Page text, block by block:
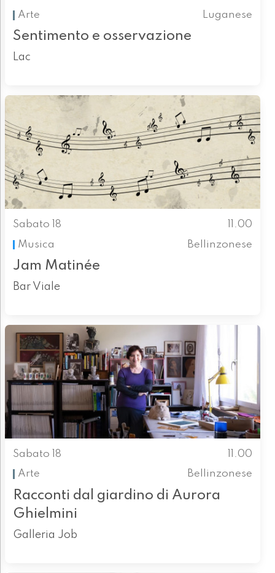
Arte
Luganese
Sentimento e osservazione
Lac
Sabato 18
11.00
Musica
Bellinzonese
Jam Matinée
Bar Viale
Sabato 18
11.00
Arte
Bellinzonese
Racconti dal giardino di Aurora
Ghielmini
Galleria Job